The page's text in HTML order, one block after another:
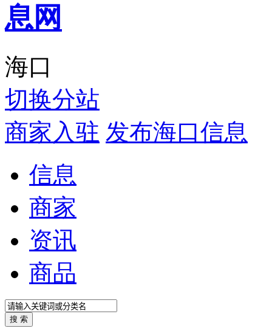
海口
切换分站
商家入驻 发布海口信息
信息
商家
资讯
商品